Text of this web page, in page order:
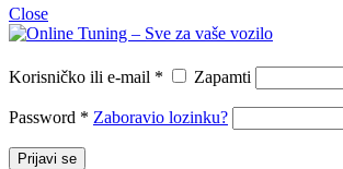
Close
Korisničko ili e-mail * Zapamti
Password * Zaboravio lozinku?
Prijavi se